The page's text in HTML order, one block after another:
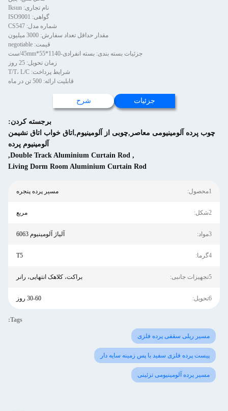
نام تجاری: Iksun
گواهی: ISO9001
شماره مدل: CS547
مقدار حداقل تعداد سفارش: 3000 میلیون
قیمت: negotiable
جزئیات بسته بندی: بسته انفرادی-1140*55*45mm/ست
زمان تحویل: 25 روز
شرایط پرداخت: T/T، L/C
قابلیت ارائه: 500 تن در ماه
جزئیات شرح
برجسته کردن:
چوب پرده آلومینیومی معاصر,چوبی از آلومینیوم,اتاق خواب اتاق نشیمن
آلومینیوم پرده
,
Double Track Aluminium Curtain Rod
,
Living Dorm Room Aluminium Curtain Rod
1محصول: مسیر پرده پنجره
2شکل: مربع
3مواد: آلیاژ آلومینیوم 6063
4گرما: T5
5تجهیزات جانبی: براکت، کلاهک انتهایی، رانر
6تحویل: 30-60 روز
Tags:
مسیر ریلی سقفی پرده فلزی
پیست پرده فلزی سفید با پس زمینه سایه دار
مسیر پرده آلومینیومی تزئینی